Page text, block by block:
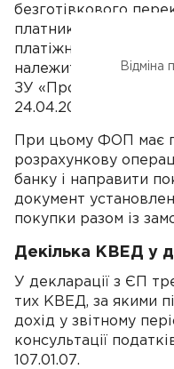
безготівкового
платника без
платіжного засобу
належить до
ЗУ «Про РРО», як
24.04.2020 р. № 57-
При цьому ФОП має
розрахункову
банку і направити
документ
покупки разом із
Декілька КВЕД у
У декларації з ЄП
тих КВЕД, за якими
дохід у звітному
консультації
107.01.07.